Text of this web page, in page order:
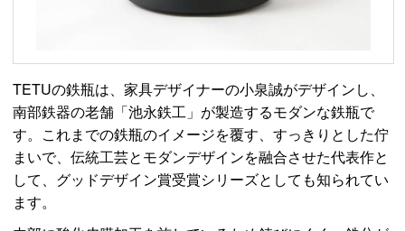
TETUの鉄瓶は、家具デザイナーの小泉誠がデザインし、
南部鉄器の老舗「池永鉄工」が製造するモダンな鉄瓶で
す。これまでの鉄瓶のイメージを覆す、すっきりとした佇
まいで、伝統工芸とモダンデザインを融合させた代表作と
して、グッドデザイン賞受賞シリーズとしても知られてい
ます。